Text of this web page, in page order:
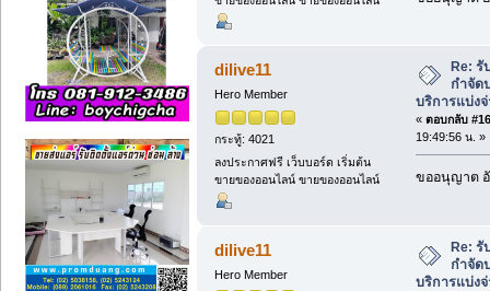
dilive11
Hero Member
กระทู้: 4021
ลงประกาศฟรี เว็บบอร์ด เริ่มต้น
ขายของออนไลน์ ขายของออนไลน์
Re:
กำจัด
บริการแบ่ง
« ตอบกลับ
19:49:56 น. »
ขออนุญาต
dilive11
Hero Member
Re: รั
กำจัด
บริการแบ่ง